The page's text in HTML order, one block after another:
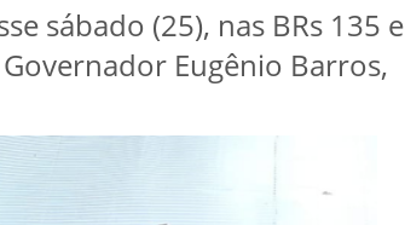
sábado (25), nas BRs 135 e
Eugênio Barros,